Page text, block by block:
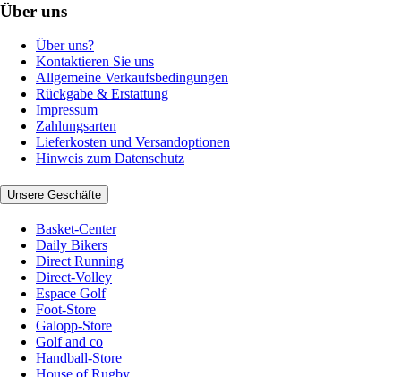
Über uns
Über uns?
Kontaktieren Sie uns
Allgemeine Verkaufsbedingungen
Rückgabe & Erstattung
Impressum
Zahlungsarten
Lieferkosten und Versandoptionen
Hinweis zum Datenschutz
Unsere Geschäfte
Basket-Center
Daily Bikers
Direct Running
Direct-Volley
Espace Golf
Foot-Store
Galopp-Store
Golf and co
Handball-Store
House of Rugby